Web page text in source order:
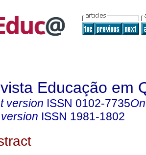
Educação em
version ISSN 0102-7735
ISSN 1981-1802